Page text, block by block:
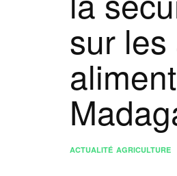
sur
ACTUALITÉ AGRICULTURE